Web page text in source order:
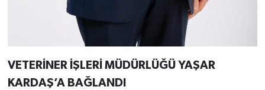
VETERİNER İŞLERİ MÜDÜRLÜĞÜ YAŞAR
KARDAŞ’A BAĞLANDI